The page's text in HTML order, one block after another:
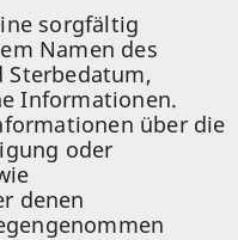
sorgfältig
Namen des
Sterbedatum,
Informationen.
über die
oder
denen